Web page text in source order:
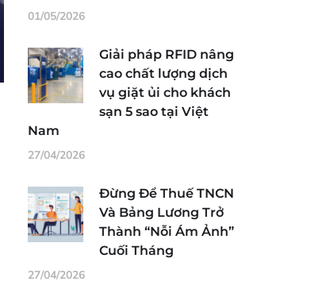
01/05/2026
Giải pháp RFID nâng
cao chất lượng dịch
vụ giặt ủi cho khách
sạn 5 sao tại Việt
Nam
27/04/2026
Đừng Để Thuế TNCN
Và Bảng Lương Trở
Thành “Nỗi Ám Ảnh”
Cuối Tháng
27/04/2026